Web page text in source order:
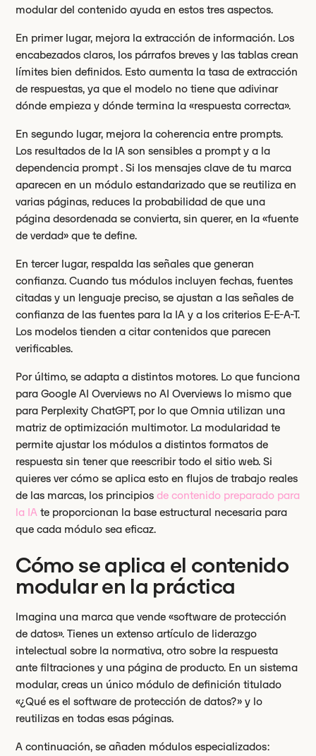
modular del contenido ayuda en estos tres aspectos.
En primer lugar, mejora la extracción de información. Los
encabezados claros, los párrafos breves y las tablas crean
límites bien definidos. Esto aumenta la tasa de extracción
de respuestas, ya que el modelo no tiene que adivinar
dónde empieza y dónde termina la «respuesta correcta».
En segundo lugar, mejora la coherencia entre prompts.
Los resultados de la IA son sensibles a prompt y a la
dependencia prompt . Si los mensajes clave de tu marca
aparecen en un módulo estandarizado que se reutiliza en
varias páginas, reduces la probabilidad de que una
página desordenada se convierta, sin querer, en la «fuente
de verdad» que te define.
En tercer lugar, respalda las señales que generan
confianza. Cuando tus módulos incluyen fechas, fuentes
citadas y un lenguaje preciso, se ajustan a las señales de
confianza de las fuentes para la IA y a los criterios E-E-A-T.
Los modelos tienden a citar contenidos que parecen
verificables.
Por último, se adapta a distintos motores. Lo que funciona
para Google AI Overviews no AI Overviews lo mismo que
para Perplexity ChatGPT, por lo que Omnia utilizan una
matriz de optimización multimotor. La modularidad te
permite ajustar los módulos a distintos formatos de
respuesta sin tener que reescribir todo el sitio web. Si
quieres ver cómo se aplica esto en flujos de trabajo reales
de las marcas, los principiosde contenido preparado para
la IA te proporcionan la base estructural necesaria para
que cada módulo sea eficaz.
Cómo se aplica el contenido
modular en la práctica
Imagina una marca que vende «software de protección
de datos». Tienes un extenso artículo de liderazgo
intelectual sobre la normativa, otro sobre la respuesta
ante filtraciones y una página de producto. En un sistema
modular, creas un único módulo de definición titulado
«¿Qué es el software de protección de datos?» y lo
reutilizas en todas esas páginas.
A continuación, se añaden módulos especializados: